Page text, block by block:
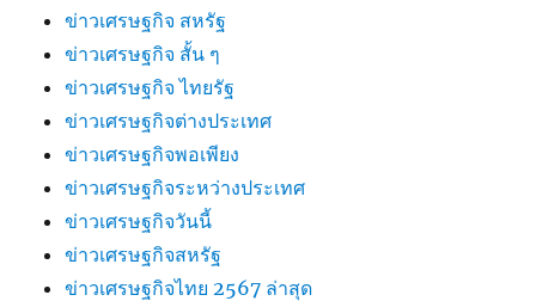
ข่าวเศรษฐกิจ สหรัฐ
ข่าวเศรษฐกิจ สั้น ๆ
ข่าวเศรษฐกิจ ไทยรัฐ
ข่าวเศรษฐกิจต่างประเทศ
ข่าวเศรษฐกิจพอเพียง
ข่าวเศรษฐกิจระหว่างประเทศ
ข่าวเศรษฐกิจวันนี้
ข่าวเศรษฐกิจสหรัฐ
ข่าวเศรษฐกิจไทย 2567 ล่าสุด